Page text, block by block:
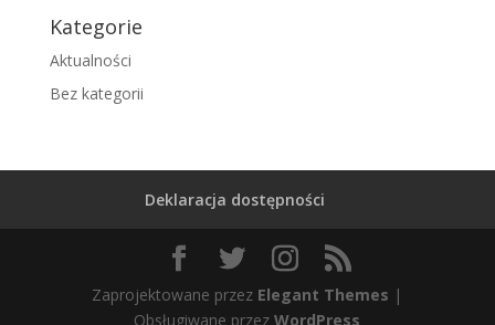
Kategorie
Aktualności
Bez kategorii
Deklaracja dostępności
Zaprojektowane przez Elegant Themes |
Obsługiwane przezWordPress